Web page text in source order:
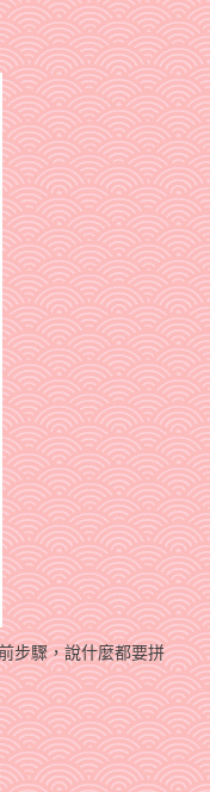
步驟，說什麼都要拼